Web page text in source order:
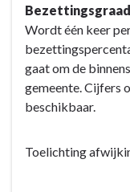
cultuur,
recreatie
openbaar
groen
willen
naar
navigatie
Programma
Sport,
recreatie
Wordt één keer
gaat om de
gemeente. Cijfers
beschikbaar.
Toelichting